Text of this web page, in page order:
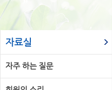
자료실
자주 하는 질문